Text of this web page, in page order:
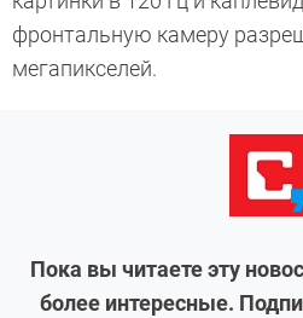
фронтальную камеру
мегапикселей.
Пока вы читаете эту
более интересные.